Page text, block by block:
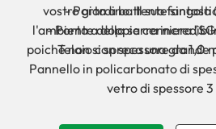
vostro giardino. Il suo
l'ambiente della serra
poiché non si spreca una grande
- Porta a battente singola
- Porta a doppia cerniera
Telaio con spessore da 1,0
Pannello in policarbonato di
vetro di spessore